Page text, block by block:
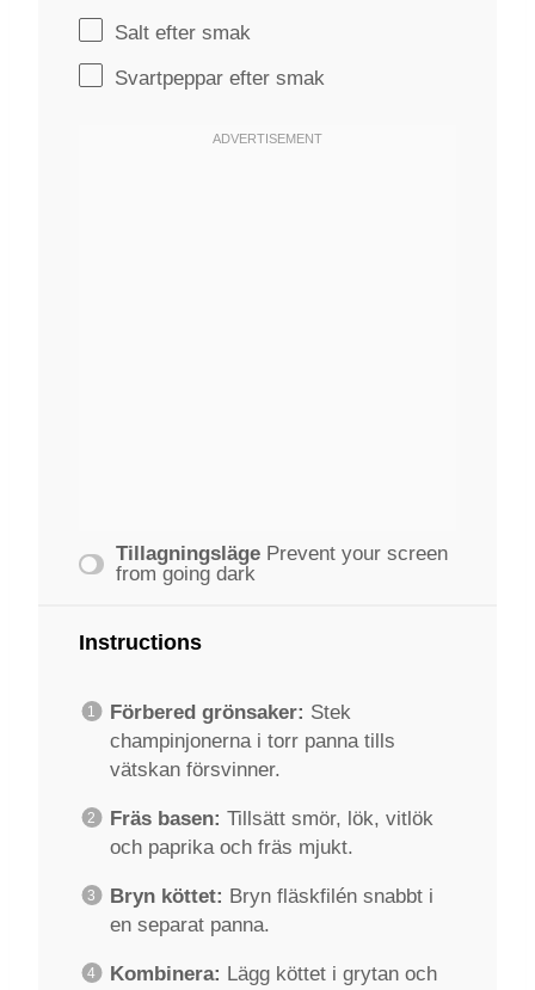
Salt efter smak
Svartpeppar efter smak
Tillagningsläge Prevent your screen
from going dark
Instructions
Förbered grönsaker: Stek
champinjonerna i torr panna tills
vätskan försvinner.
Fräs basen: Tillsätt smör, lök, vitlök
och paprika och fräs mjukt.
Bryn köttet: Bryn fläskfilén snabbt i
en separat panna.
Kombinera: Lägg köttet i grytan och